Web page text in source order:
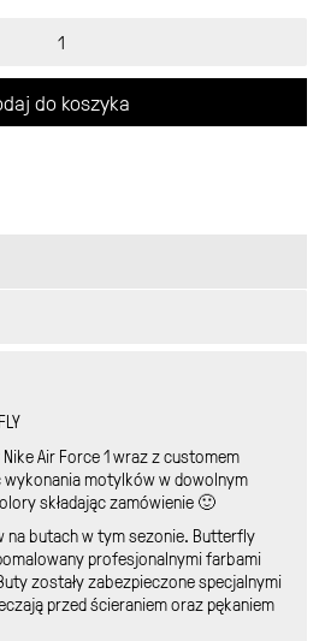
do koszyka
Air Force 1 wraz z customem
wykonania motylków w dowolnym
składając zamówienie 🙂
na butach w tym sezonie. Butterfly
profesjonalnymi farbami
zostały zabezpieczone specjalnymi
przed ścieraniem oraz pękaniem